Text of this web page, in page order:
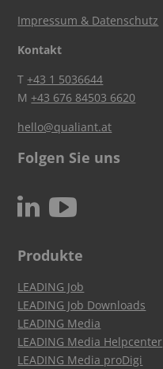
Impressum & Datenschutz
Kontakt
T+43 1 5036644
M+43 676 84503 6620
hello@qualiant.at
Folgen Sie uns
N c
Produkte
LEADING Job
LEADING Job Downloads
LEADING Media
LEADING Media Helpcenter
LEADING Media proDigi